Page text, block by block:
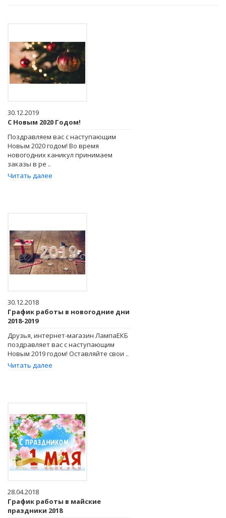
30.12.2019
С Новым 2020 Годом!
Поздравляем вас с наступающим
Новым 2020 годом! Во время
новогодних каникул принимаем
заказы в ре ..
Читать далее
30.12.2018
График работы в новогодние дни
2018-2019
Друзья, интернет-магазин ЛампаЕКБ
поздравляет вас с наступающим
Новым 2019 годом! Оставляйте свои ..
Читать далее
28.04.2018
График работы в майские
праздники 2018